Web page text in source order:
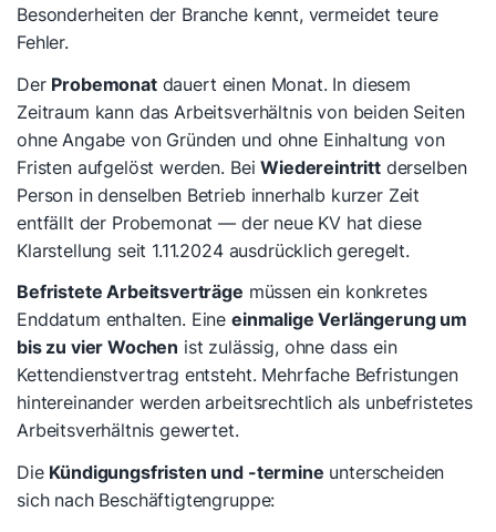
Besonderheiten der Branche kennt, vermeidet teure
Fehler.
Der Probemonatdauert einen Monat. In diesem
Zeitraum kann das Arbeitsverhältnis von beiden Seiten
ohne Angabe von Gründen und ohne Einhaltung von
Fristen aufgelöst werden. BeiWiedereintrittderselben
Person in denselben Betrieb innerhalb kurzer Zeit
entfällt der Probemonat — der neue KV hat diese
Klarstellung seit 1.11.2024 ausdrücklich geregelt.
Befristete Arbeitsverträge müssen ein konkretes
Enddatum enthalten. Eine einmalige Verlängerung um
bis zu vier Wochen ist zulässig, ohne dass ein
Kettendienstvertrag entsteht. Mehrfache Befristungen
hintereinander werden arbeitsrechtlich als unbefristetes
Arbeitsverhältnis gewertet.
Die Kündigungsfristen und -termine unterscheiden
sich nach Beschäftigtengruppe: